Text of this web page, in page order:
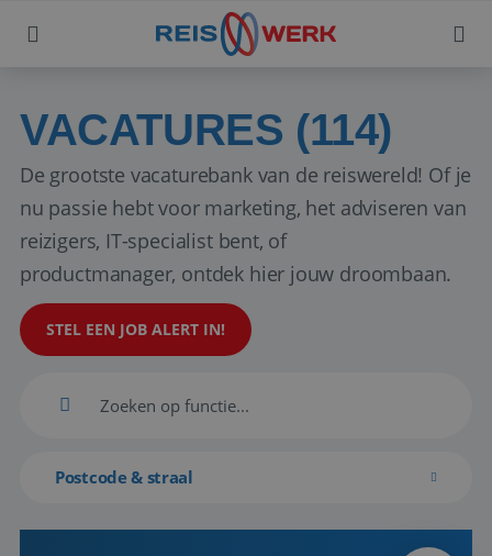
VACATURES (114)
De grootste vacaturebank van de reiswereld! Of je
nu passie hebt voor marketing, het adviseren van
reizigers, IT-specialist bent, of
productmanager, ontdek hier jouw droombaan.
STEL EEN JOB ALERT IN!
Postcode & straal